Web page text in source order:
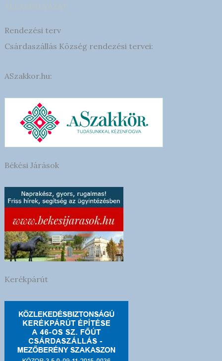
Rendezési terv
Csárdaszállás Község rendezési tervei:
ASzakkor.hu:
Békési Járások
Kerékpárút